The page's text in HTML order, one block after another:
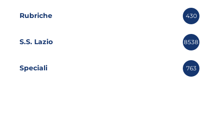
Rubriche 430
S.S. Lazio 8538
Speciali 763